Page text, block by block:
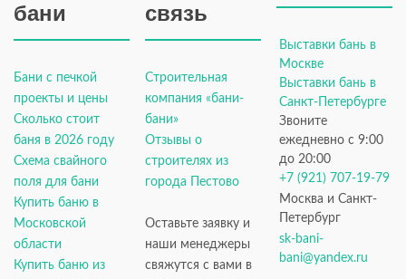
бани
Бани с печкой
проекты и цены
Сколько стоит
баня в 2026 году
Схема свайного
поля для бани
Купить баню в
Московской
области
Купить баню из
связь
Строительная
компания «бани-
бани»
Отзывы о
строителях из
города Пестово
Оставьте заявку и
наши менеджеры
свяжутся с вами в
Выставки бань в
Москве
Выставки бань в
Санкт-Петербурге
Звоните
ежедневно с 9:00
до 20:00
+7 (921) 707-19-79
Москва и Санкт-
Петербург
sk-bani-
bani@yandex.ru